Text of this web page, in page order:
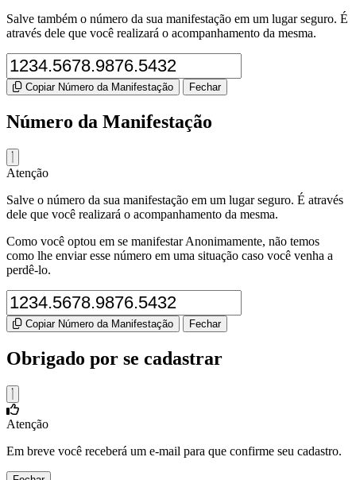
Salve também o número da sua manifestação em um lugar seguro. É
através dele que você realizará o acompanhamento da mesma.
Copiar Número da Manifestação Fechar
Número da Manifestação
Atenção
Salve o número da sua manifestação em um lugar seguro. É através
dele que você realizará o acompanhamento da mesma.
Como você optou em se manifestar Anonimamente, não temos
como lhe enviar esse número em uma situação caso você venha a
perdê-lo.
Copiar Número da Manifestação Fechar
Obrigado por se cadastrar
Atenção
Em breve você receberá um e-mail para que confirme seu cadastro.